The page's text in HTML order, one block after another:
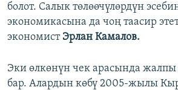
болот. Салык төлөөчүлөрдүн
экономикасына да чоң таасир
экономист Эрлан Камалов.
Эки өлкөнүн чек арасында жалпы
бар. Алардын көбү 2005-жылы